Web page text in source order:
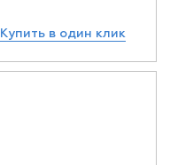
Купить в один клик